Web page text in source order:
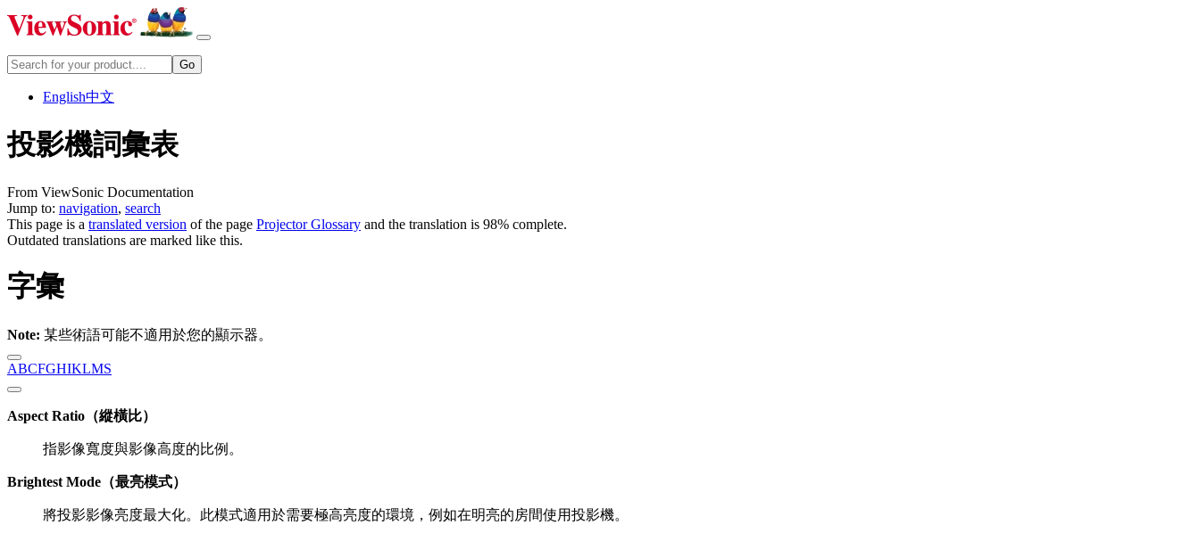
English中文
投影機詞彙表
From ViewSonic Documentation
Jump to: navigation, search
This page is a translated version of the page Projector Glossary and the translation is 98% complete.
Outdated translations are marked like this.
字彙
Note: 某些術語可能不適用於您的顯示器。
ABCFGHIKLMS
Aspect Ratio（縱橫比）
指影像寬度與影像高度的比例。
Brightest Mode（最亮模式）
將投影影像亮度最大化。此模式適用於需要極高亮度的環境，例如在明亮的房間使用投影機。